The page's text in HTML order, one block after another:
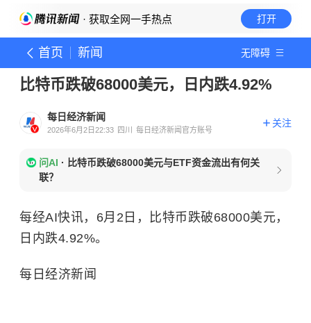
· 获取全网一手热点 打开
首页 新闻 无障碍
比特币跌破68000美元，日内跌4.92%
每日经济新闻
2026年6月2日22:33 四川 每日经济新闻官方账号
关注
问AI · 比特币跌破68000美元与ETF资金流出有何关
联？
每经AI快讯，6月2日，比特币跌破68000美元，
日内跌4.92%。
每日经济新闻